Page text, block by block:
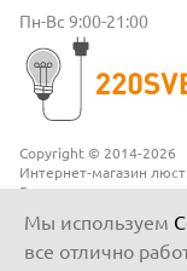
Copyright © 2014-2026
Интернет-магазин
Все права защищены
Пн-Вс 9:00-21:00
Мы используем
все отлично